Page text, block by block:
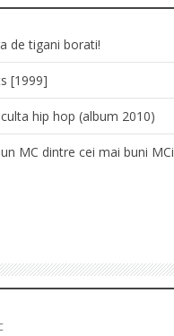
de tigani borati!
[1999]
hip hop (album 2010)
MC dintre cei mai buni MCi